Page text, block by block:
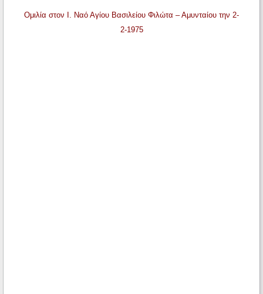
Ομιλία στον Ι. Ναό Αγίου Βασιλείου Φιλώτα – Αμυνταίου την 2-
2-1975